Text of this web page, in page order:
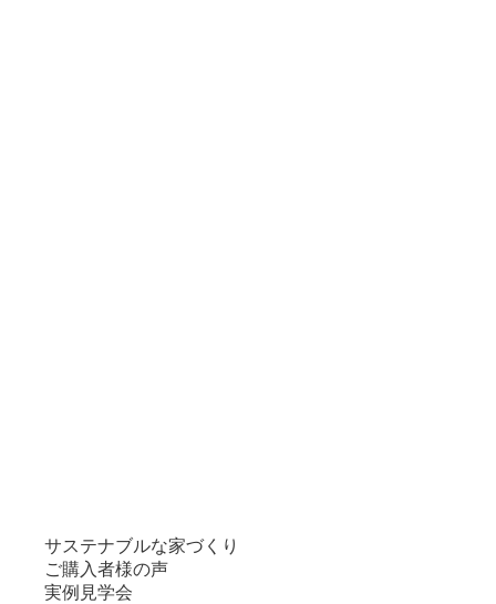
サステナブルな家づくり
ご購入者様の声
実例見学会